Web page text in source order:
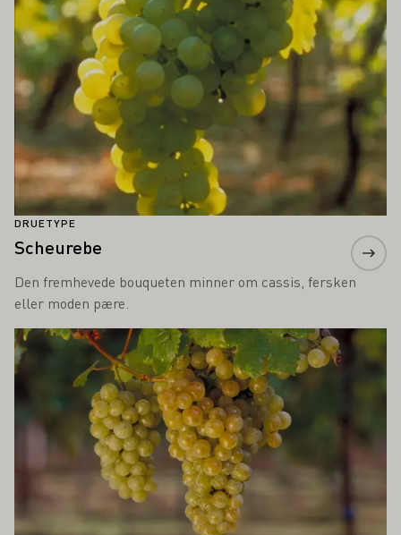
DRUETYPE
Scheurebe
Den fremhevede bouqueten minner om cassis, fersken
eller moden pære.
Lær mer om dette